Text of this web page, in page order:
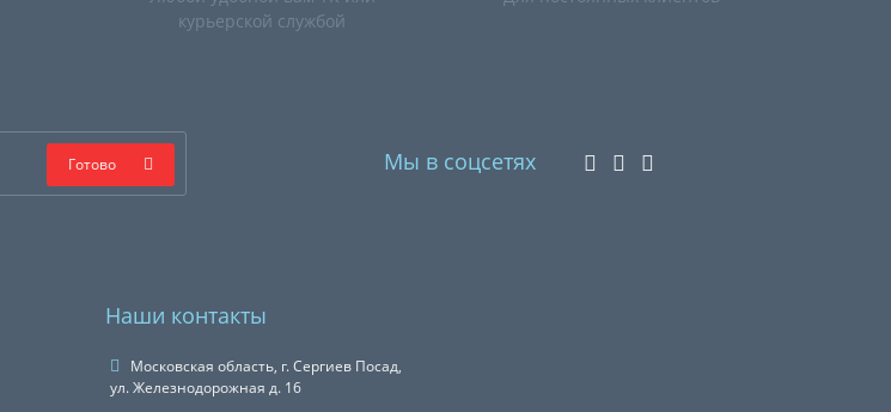
курьерской службой
Готово Мы в соцсетях
Наши контакты
Московская область, г. Сергиев Посад,
ул. Железнодорожная д. 16